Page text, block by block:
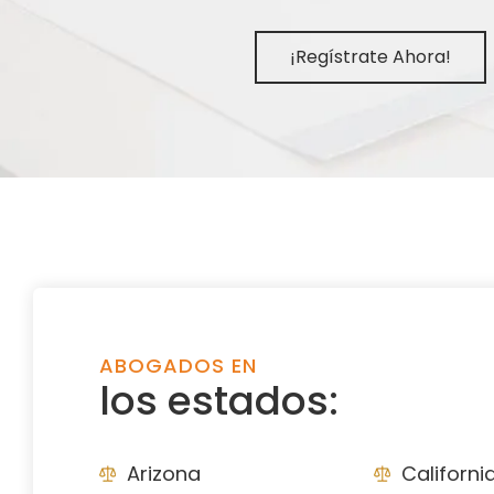
¡Regístrate Ahora!
ABOGADOS EN
los estados:
Arizona